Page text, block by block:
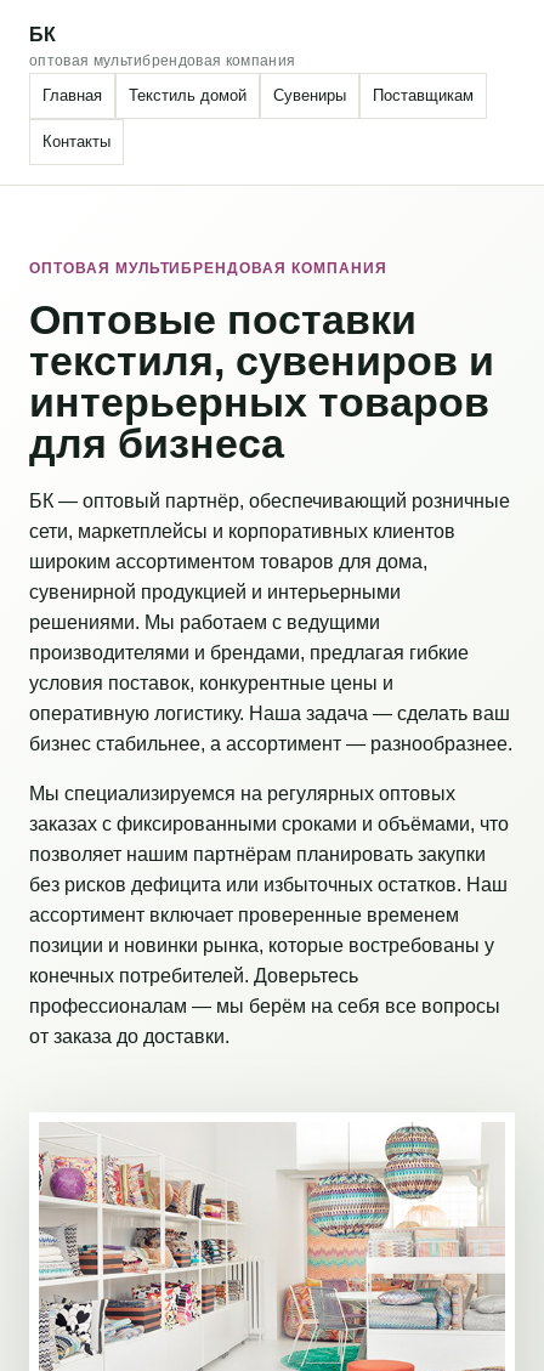
БК
оптовая мультибрендовая компания
Главная Текстиль домой Сувениры Поставщикам
Контакты
ОПТОВАЯ МУЛЬТИБРЕНДОВАЯ КОМПАНИЯ
Оптовые поставки
текстиля, сувениров и
интерьерных товаров
для бизнеса
БК — оптовый партнёр, обеспечивающий розничные
сети, маркетплейсы и корпоративных клиентов
широким ассортиментом товаров для дома,
сувенирной продукцией и интерьерными
решениями. Мы работаем с ведущими
производителями и брендами, предлагая гибкие
условия поставок, конкурентные цены и
оперативную логистику. Наша задача — сделать ваш
бизнес стабильнее, а ассортимент — разнообразнее.
Мы специализируемся на регулярных оптовых
заказах с фиксированными сроками и объёмами, что
позволяет нашим партнёрам планировать закупки
без рисков дефицита или избыточных остатков. Наш
ассортимент включает проверенные временем
позиции и новинки рынка, которые востребованы у
конечных потребителей. Доверьтесь
профессионалам — мы берём на себя все вопросы
от заказа до доставки.